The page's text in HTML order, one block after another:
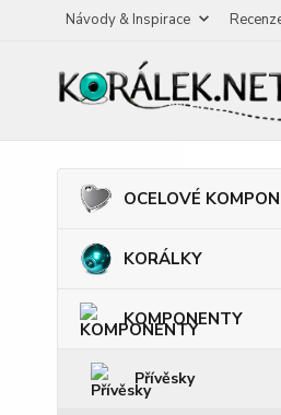
Návody & Inspirace
OCELOVÉ
KORÁLKY
KOMPONENTY
Přívěsky